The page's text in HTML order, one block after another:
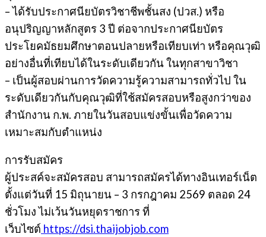
– ได้รับประกาศนียบัตรวิชาชีพชั้นสง (ปวส.) หรือ
อนุปริญญาหลักสูตร 3 ปี ต่อจากประกาศนียบัตร
ประโยคมัธยมศึกษาตอนปลายหรือเทียบเท่า หรือคุณวุฒิ
อย่างอื่นที่เทียบได้ในระดับเดียวกัน ในทุกสาขาวิชา
– เป็นผู้สอบผ่านการวัดความรู้ความสามารถทั่วไป ใน
ระดับเดียวกันกับคุณวุฒิที่ใช้สมัครสอบหรือสูงกว่าของ
สำนักงาน ก.พ. ภายในวันสอบแข่งขั้นเพื่อวัดความ
เหมาะสมกับตำแหน่ง
การรับสมัคร
ผู้ประสค์จะสมัครสอบ สามารถสมัครได้ทางอินเทอร์เน็ต
ตั้งแต่วันที่ 15 มิถุนายน – 3 กรกฎาคม 2569 ตลอด 24
ชั่วโมง ไม่เว้นวันหยุดราชการ ที่
เว็บไซต์ https://dsi.thaijobjob.com